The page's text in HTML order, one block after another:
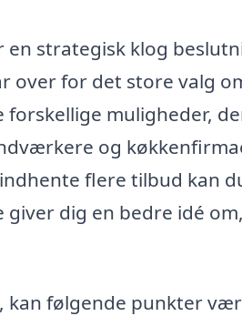
strategisk klog
over for det store valg
muligheder,
og
flere tilbud kan
dig en bedre idé
kan følgende punkter